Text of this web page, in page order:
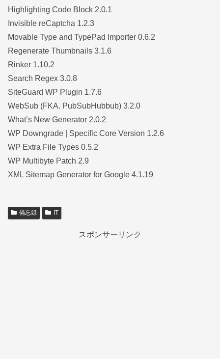
Highlighting Code Block 2.0.1
Invisible reCaptcha 1.2.3
Movable Type and TypePad Importer 0.6.2
Regenerate Thumbnails 3.1.6
Rinker 1.10.2
Search Regex 3.0.8
SiteGuard WP Plugin 1.7.6
WebSub (FKA. PubSubHubbub) 3.2.0
What’s New Generator 2.0.2
WP Downgrade | Specific Core Version 1.2.6
WP Extra File Types 0.5.2
WP Multibyte Patch 2.9
XML Sitemap Generator for Google 4.1.19
備忘録 IT
スポンサーリンク